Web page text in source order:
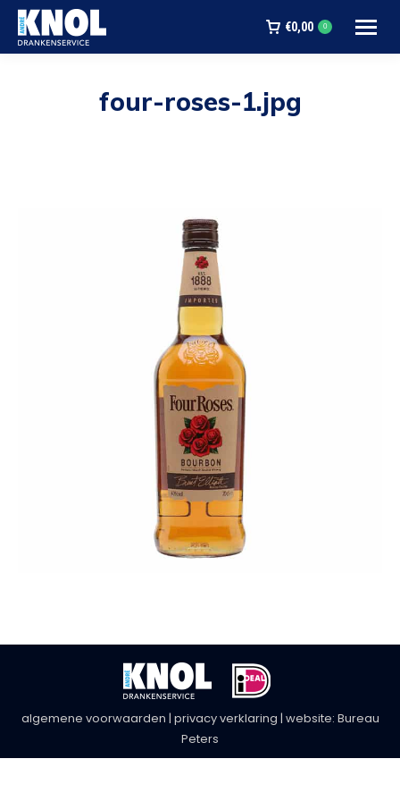
€0,00 0
four-roses-1.jpg
algemene voorwaarden | privacy verklaring | website: Bureau
Peters